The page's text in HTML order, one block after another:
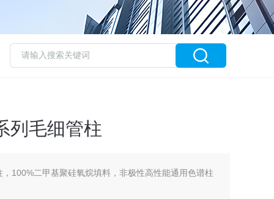
列毛细管柱
100%二甲基聚硅氧烷填料，非极性高性能通用色谱柱